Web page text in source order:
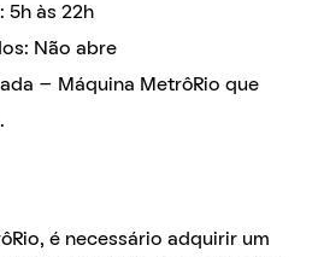
5h às 22h
Não abre
– Máquina MetrôRio que
é necessário adquirir um